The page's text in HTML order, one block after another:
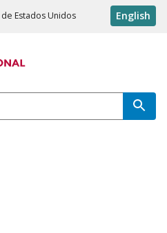
Estados Unidos English